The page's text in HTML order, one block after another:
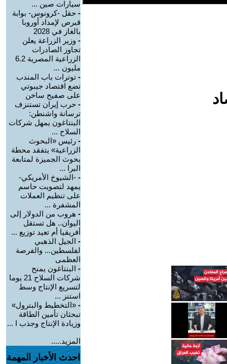
سيارات صين ...
- حقل -كرونوس- بوابة
قبرص لإمداد أوروبا
بالغاز في 2028
- وزير الزراعة يعلن
تجاوز الصادرات
الزراعية المصرية 6.2
مليون ...
- توترات باب المندب
تضع اقتصاد جيبوتي
على صفيح ساخن
- حرب إيران تستنزف
ترسانة واشنطن:
البنتاغون يمهل شركات
السلاح ...
- رئيس «البحوث
الزراعية» يتفقد محطة
بحوث الجميزة لمتابعة
البرا ...
- -الشيوخ الأمريكي-
يمهد لتصويت حاسم
على تنظيم العملات
المشفرة ...
- هروب من الدولار إلى
اليوان.. هل تستقل
أفريقيا أم تعيد توزيع ...
- الجيل الذهبي
لفلسطين... والفرصة
العظمى
- البنتاغون يمنح
شركات السلاح 21 يوما
لتسريع الإنتاج وسط
استنز ...
- «التخطيط والبترول»
تبحثان تأمين الطاقة
وزيادة الإنتاج وجذب ا ...
المزيد.....
احدث الأخبار المهمة